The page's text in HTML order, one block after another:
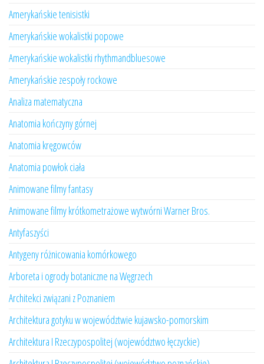
Amerykańskie tenisistki
Amerykańskie wokalistki popowe
Amerykańskie wokalistki rhythmandbluesowe
Amerykańskie zespoły rockowe
Analiza matematyczna
Anatomia kończyny górnej
Anatomia kręgowców
Anatomia powłok ciała
Animowane filmy fantasy
Animowane filmy krótkometrażowe wytwórni Warner Bros.
Antyfaszyści
Antygeny różnicowania komórkowego
Arboreta i ogrody botaniczne na Węgrzech
Architekci związani z Poznaniem
Architektura gotyku w województwie kujawsko-pomorskim
Architektura I Rzeczypospolitej (województwo łęczyckie)